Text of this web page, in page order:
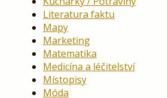
Literatura faktu
Mapy
Marketing
Matematika
Medicína a léčitelství
Místopisy
Móda